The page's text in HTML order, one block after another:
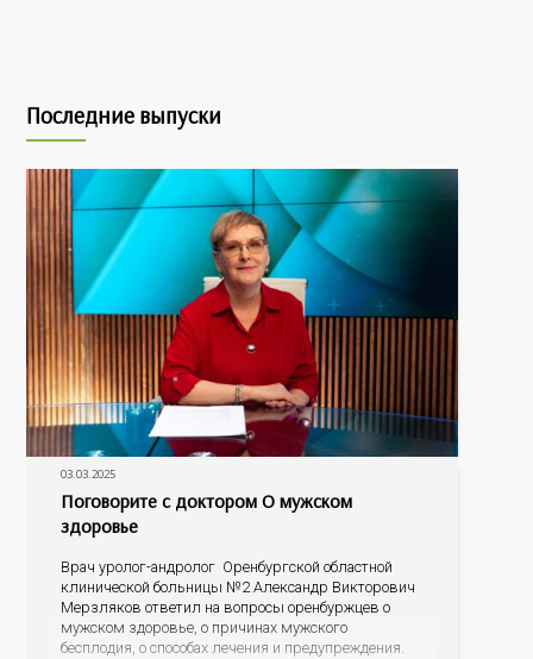
Последние выпуски
03.03.2025
Поговорите с доктором О мужском
здоровье
Врач уролог-андролог Оренбургской областной
клинической больницы №2 Александр Викторович
Мерзляков ответил на вопросы оренбуржцев о
мужском здоровье, о причинах мужского
бесплодия, о способах лечения и предупреждения.